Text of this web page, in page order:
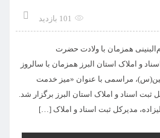
101 بازدید
همزمان با ولادت حضرت
و املاک استان البرز همزمان با سالروز
مراسمی با عنوان «میز خدمت
ثبت اسناد و املاک استان البرز برگزار شد.
مدیرکل ثبت اسناد و املاک […]